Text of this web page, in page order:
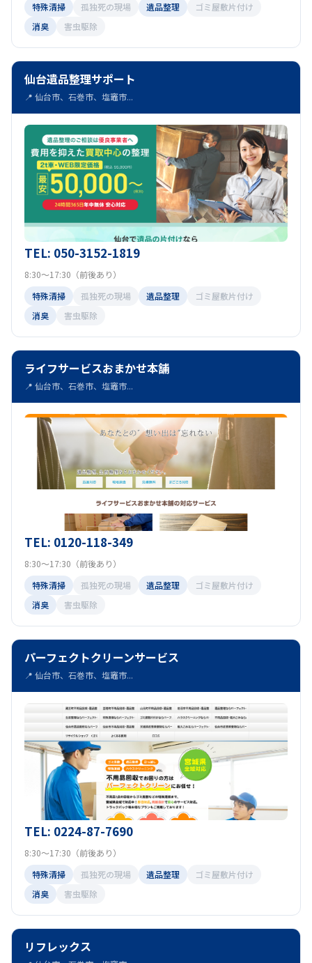
特殊清掃
孤独死の現場 遺品整理
ゴミ屋敷片付け
消臭
害虫駆除
仙台遺品整理サポート
📍 仙台市、石巻市、塩竈市...
TEL: 050-3152-1819
8:30～17:30（前後あり）
特殊清掃
孤独死の現場 遺品整理
ゴミ屋敷片付け
消臭
害虫駆除
ライフサービスおまかせ本舗
📍 仙台市、石巻市、塩竈市...
TEL: 0120-118-349
8:30～17:30（前後あり）
特殊清掃
孤独死の現場 遺品整理
ゴミ屋敷片付け
消臭
害虫駆除
パーフェクトクリーンサービス
📍 仙台市、石巻市、塩竈市...
TEL: 0224-87-7690
8:30～17:30（前後あり）
特殊清掃
孤独死の現場 遺品整理
ゴミ屋敷片付け
消臭
害虫駆除
リフレックス